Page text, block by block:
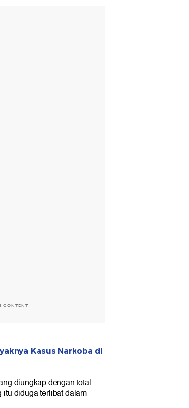
CONTENT
Kasus Narkoba di
diungkap dengan total
itu diduga terlibat dalam